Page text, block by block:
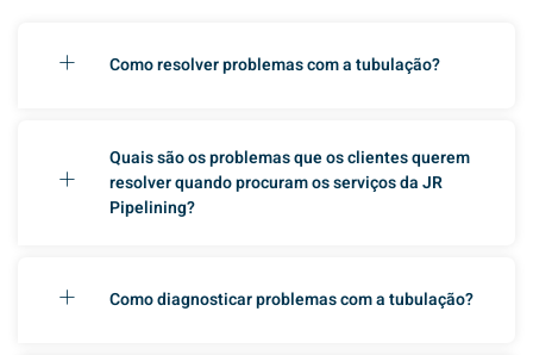
Como resolver problemas com a tubulação?
Quais são os problemas que os clientes querem
resolver quando procuram os serviços da JR
Pipelining?
Como diagnosticar problemas com a tubulação?